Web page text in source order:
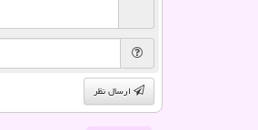
ارسال نظر